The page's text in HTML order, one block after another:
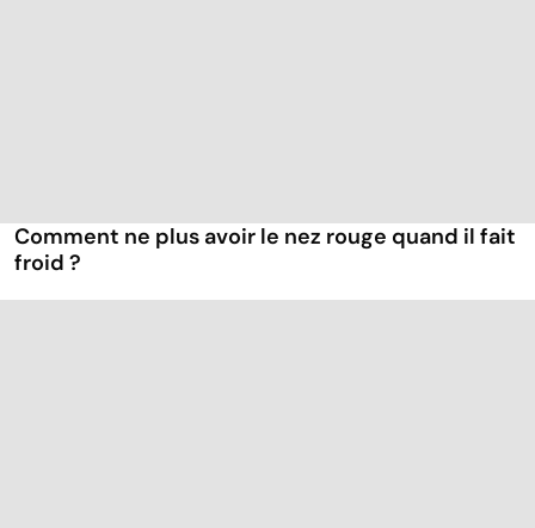
Comment ne plus avoir le nez rouge quand il fait
froid ?